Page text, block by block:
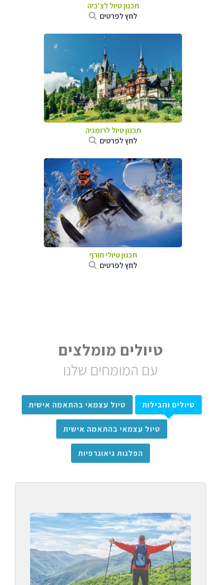
תכנון טיול לצ'כיה
לחץ לפרטים
תכנון טיול לרומניה
לחץ לפרטים
תכנון טיולי חורף
לחץ לפרטים
טיולים מומלצים
עם המומחים שלנו
טיולים וחבילות טיול עצמאי בהתאמה אישית
טיול עצמאי בהתאמה אישית
הפלגות גיאוגרפיות